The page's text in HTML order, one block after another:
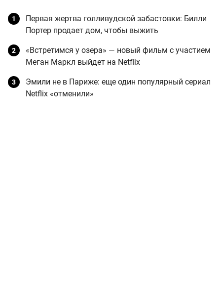
Первая жертва голливудской забастовки: Билли
Портер продает дом, чтобы выжить
«Встретимся у озера» — новый фильм с участием
Меган Маркл выйдет на Netflix
Эмили не в Париже: еще один популярный сериал
Netflix «отменили»